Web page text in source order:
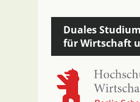
Duales
für Wirtschaft